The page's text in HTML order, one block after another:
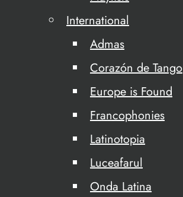
International
Admas
Corazón de Tango
Europe is Found
Francophonies
Latinotopia
Luceafarul
Onda Latina